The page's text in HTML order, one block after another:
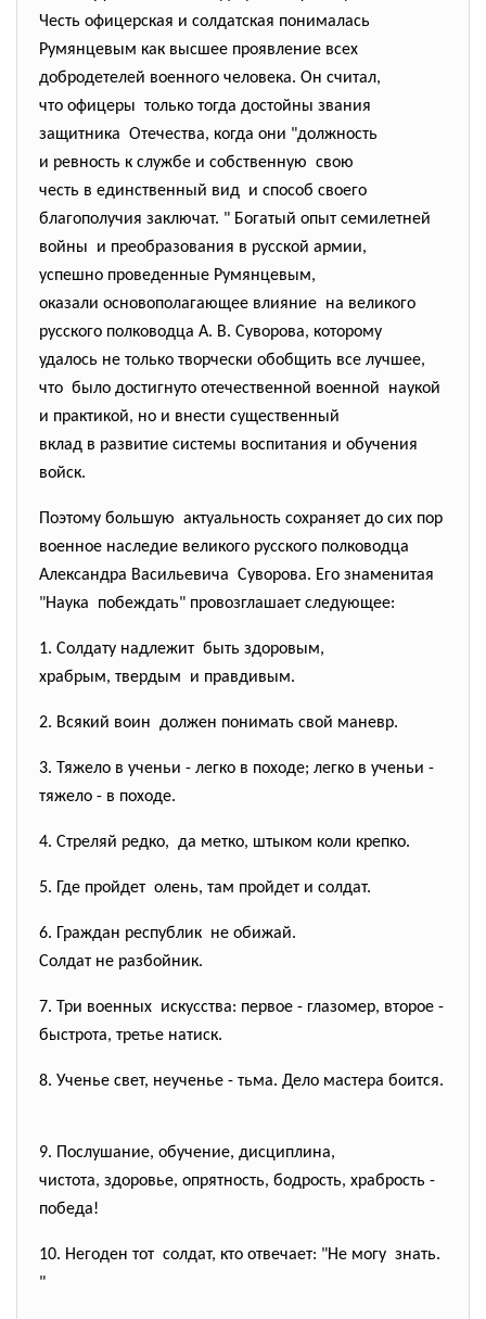
Честь офицерская и солдатская понималась
Румянцевым как высшее проявление всех
добродетелей военного человека. Он считал,
что офицеры только тогда достойны звания
защитника Отечества, когда они "должность
и ревность к службе и собственную свою
честь в единственный вид и способ своего
благополучия заключат. " Богатый опыт семилетней
войны и преобразования в русской армии,
успешно проведенные Румянцевым,
оказали основополагающее влияние на великого
русского полководца А. В. Суворова, которому
удалось не только творчески обобщить все лучшее,
что было достигнуто отечественной военной наукой
и практикой, но и внести существенный
вклад в развитие системы воспитания и обучения
войск.
Поэтому большую актуальность сохраняет до сих пор
военное наследие великого русского полководца
Александра Васильевича Суворова. Его знаменитая
"Наука побеждать" провозглашает следующее:
1. Солдату надлежит быть здоровым,
храбрым, твердым и правдивым.
2. Всякий воин должен понимать свой маневр.
3. Тяжело в ученьи - легко в походе; легко в ученьи -
тяжело - в походе.
4. Стреляй редко, да метко, штыком коли крепко.
5. Где пройдет олень, там пройдет и солдат.
6. Граждан республик не обижай.
Солдат не разбойник.
7. Три военных искусства: первое - глазомер, второе -
быстрота, третье натиск.
8. Ученье свет, неученье - тьма. Дело мастера боится.
9. Послушание, обучение, дисциплина,
чистота, здоровье, опрятность, бодрость, храбрость -
победа!
10. Негоден тот солдат, кто отвечает: "Не могу знать.
"